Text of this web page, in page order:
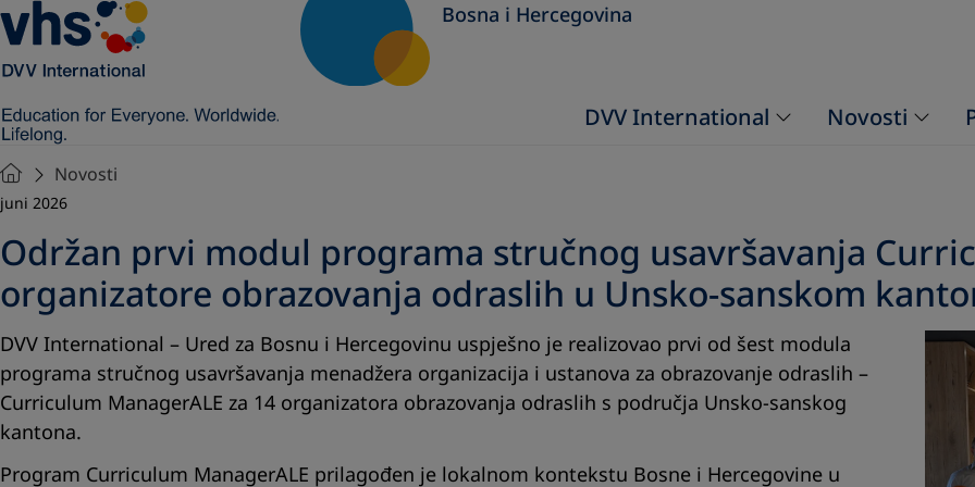
Bosna i Hercegovina
DVV International Novosti
Novosti
juni 2026
Održan prvi modul programa stručnog usavršavanja
organizatore obrazovanja odraslih u Unsko-sanskom
DVV International – Ured za Bosnu i Hercegovinu uspješno je realizovao prvi od šest modula
programa stručnog usavršavanja menadžera organizacija i ustanova za obrazovanje odraslih –
Curriculum ManagerALE za 14 organizatora obrazovanja odraslih s područja Unsko-sanskog
kantona.
Program Curriculum ManagerALE prilagođen je lokalnom kontekstu Bosne i Hercegovine u